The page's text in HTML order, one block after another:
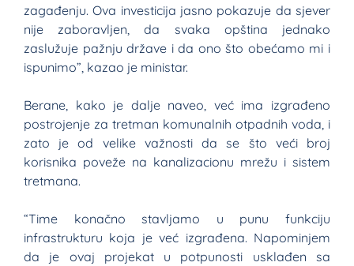
zagađenju. Ova investicija jasno pokazuje da sjever
nije zaboravljen, da svaka opština jednako
zaslužuje pažnju države i da ono što obećamo mi i
ispunimo”, kazao je ministar.
Berane, kako je dalje naveo, već ima izgrađeno
postrojenje za tretman komunalnih otpadnih voda, i
zato je od velike važnosti da se što veći broj
korisnika poveže na kanalizacionu mrežu i sistem
tretmana.
“Time konačno stavljamo u punu funkciju
infrastrukturu koja je već izgrađena. Napominjem
da je ovaj projekat u potpunosti usklađen sa